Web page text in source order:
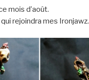
mois d’août.
rejoindra mes Ironjawz.